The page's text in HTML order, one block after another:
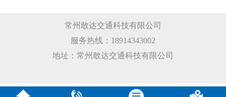
常州敢达交通科技有限公司
服务热线：18914343002
地址：常州敢达交通科技有限公司